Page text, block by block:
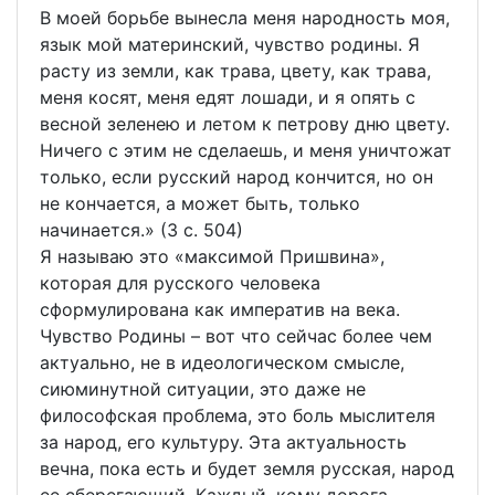
В моей борьбе вынесла меня народность моя,
язык мой материнский, чувство родины. Я
расту из земли, как трава, цвету, как трава,
меня косят, меня едят лошади, и я опять с
весной зеленею и летом к петрову дню цвету.
Ничего с этим не сделаешь, и меня уничтожат
только, если русский народ кончится, но он
не кончается, а может быть, только
начинается.» (3 с. 504)
Я называю это «максимой Пришвина»,
которая для русского человека
сформулирована как императив на века.
Чувство Родины – вот что сейчас более чем
актуально, не в идеологическом смысле,
сиюминутной ситуации, это даже не
философская проблема, это боль мыслителя
за народ, его культуру. Эта актуальность
вечна, пока есть и будет земля русская, народ